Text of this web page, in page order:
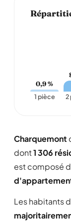
0,9 %
1 pièce
2
Charquemont
dont1 306
est composé
Les habitants